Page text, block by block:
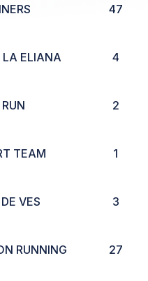
47
LA ELIANA 4
2
TEAM 1
VES 3
RUNNING 27